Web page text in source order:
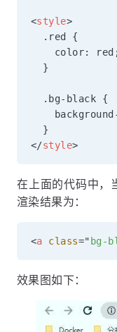
<style>
  .red {
color:
  }
  .bg-black {
</style>
在上面的代码中，
渲染结果为：
<a class=" bg-
效果图如下：